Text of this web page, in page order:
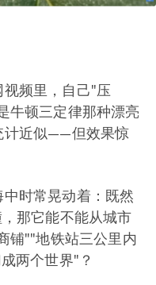
频里，自己"压
牛顿三定律那种漂亮
计近似——但效果惊
时常晃动着：既然
那它能不能从城市
铺""地铁站三公里内
两个世界"？